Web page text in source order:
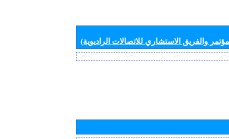
والفريق الاستشاري للاتصالات الراديوية)